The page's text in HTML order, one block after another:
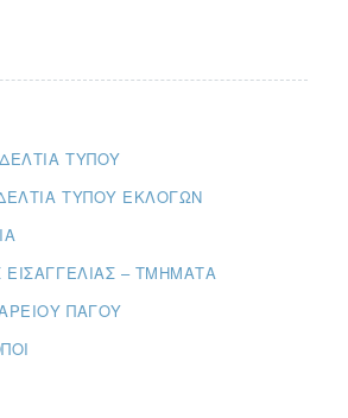
ΤΎΠΟΥ
ΤΎΠΟΥ ΕΚΛΟΓΏΝ
– ΤΜΉΜΑΤΑ
ΠΆΓΟΥ